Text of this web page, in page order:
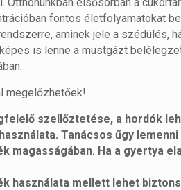
fontos életfolyamatokat
aminek jele a szédülés,
is lenne a mustgázt
megelőzhetőek!
szellőztetése, a hordók
Tanácsos űgy lemenni
Ha a gyertya
használata mellett lehet